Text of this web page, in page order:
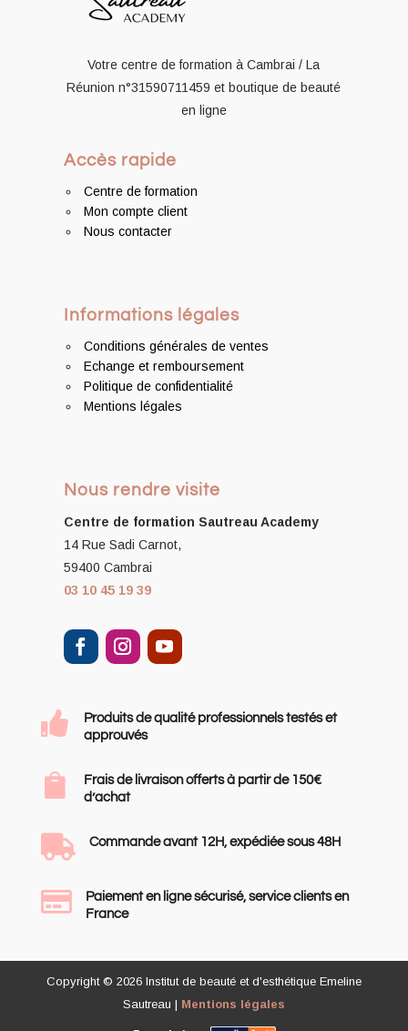
Votre centre de formation à Cambrai / La
Réunionn°31590711459 et boutique de beauté
en ligne
Accès rapide
Centre de formation
Mon compte client
Nous contacter
Informations légales
Conditions générales de ventes
Echange et remboursement
Politique de confidentialité
Mentions légales
Nous rendre visite
Centre de formation Sautreau Academy
14 Rue Sadi Carnot,
59400 Cambrai
03 10 45 19 39

Produits de qualité professionnels testés et
approuvés

Frais de livraison offerts à partir de 150€
d’achat
 Commande avant 12H, expédiée sous 48H

Paiement en ligne sécurisé, service clients en
France
Copyright © 2026 Institut de beauté et d'esthétique Emeline
Sautreau | Mentions légales